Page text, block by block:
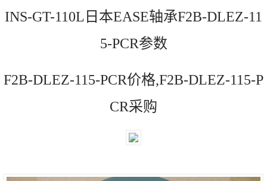
INS-GT-110L日本EASE轴承F2B-DLEZ-11
5-PCR参数
F2B-DLEZ-115-PCR价格,F2B-DLEZ-115-P
CR采购